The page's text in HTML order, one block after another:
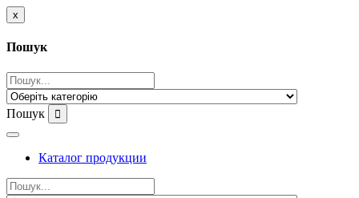
x
Пошук
Пошук
Каталог продукции